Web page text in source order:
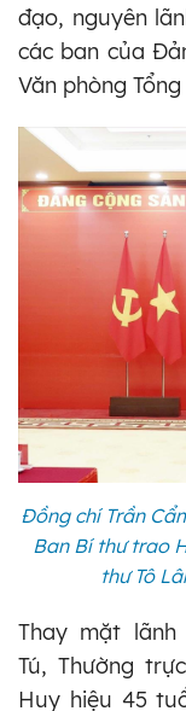
đạo, nguyên
các ban của
Văn phòng
Đồng chí Trần
Ban Bí thư trao
thư Tô
Thay mặt
Tú, Thường
Huy hiệu 45